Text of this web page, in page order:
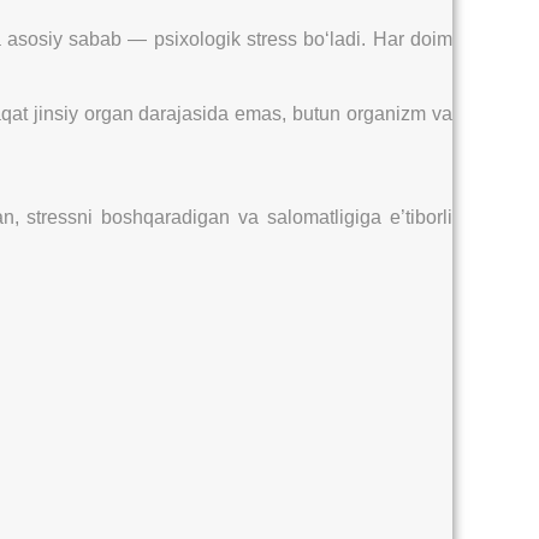
asosiy sabab — psixologik stress bo‘ladi. Har doim
jinsiy organ darajasida emas, butun organizm va
stressni boshqaradigan va salomatligiga e’tiborli